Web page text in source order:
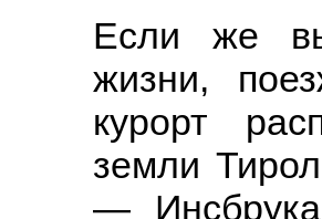
Если же
жизни,
курорт
земли
—